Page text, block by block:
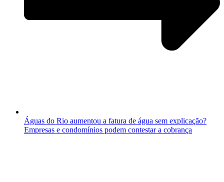
Águas do Rio aumentou a fatura de água sem explicação?
Empresas e condomínios podem contestar a cobrança